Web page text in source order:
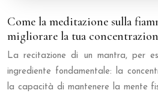
Come la meditazione sulla
migliorare la tua
La recitazione di un mantra, per
ingrediente fondamentale: la
la capacità di mantenere la mente